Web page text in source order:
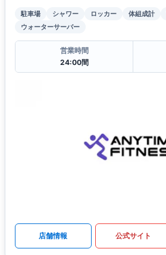
駐車場 シャワー ロッカー 体組成計
ウォーターサーバー
営業時間
24:00間
店舗情報 公式サイト